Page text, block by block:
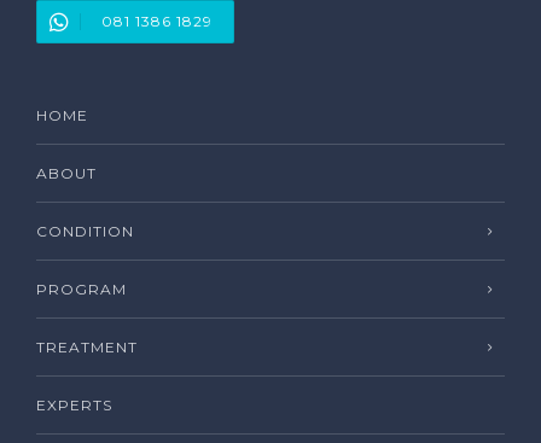
081 1386 1829
HOME
ABOUT
CONDITION
PROGRAM
TREATMENT
EXPERTS